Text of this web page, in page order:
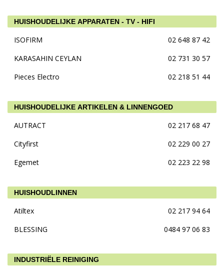
HUISHOUDELIJKE APPARATEN - TV - HIFI
ISOFIRM
02 648 87 42
KARASAHIN CEYLAN
02 731 30 57
Pieces Electro
02 218 51 44
HUISHOUDELIJKE ARTIKELEN & LINNENGOED
AUTRACT
02 217 68 47
Cityfirst
02 229 00 27
Egemet
02 223 22 98
HUISHOUDLINNEN
Atiltex
02 217 94 64
BLESSING
0484 97 06 83
INDUSTRIËLE REINIGING